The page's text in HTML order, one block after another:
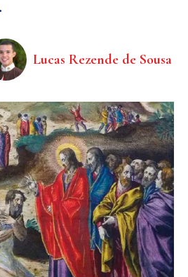
Lucas Rezende de Sousa